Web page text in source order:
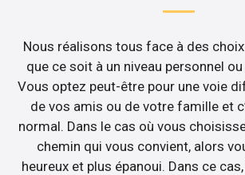
Nous réalisons tous face à des
que ce soit à un niveau personnel
Vous optez peut-être pour une voie
de vos amis ou de votre famille et
normal. Dans le cas où vous
chemin qui vous convient, alors
heureux et plus épanoui. Dans ce